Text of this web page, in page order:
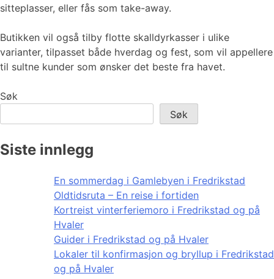
sitteplasser, eller fås som take-away.
Butikken vil også tilby flotte skalldyrkasser i ulike
varianter, tilpasset både hverdag og fest, som vil appellere
til sultne kunder som ønsker det beste fra havet.
Søk
Søk
Siste innlegg
En sommerdag i Gamlebyen i Fredrikstad
Oldtidsruta – En reise i fortiden
Kortreist vinterferiemoro i Fredrikstad og på
Hvaler
Guider i Fredrikstad og på Hvaler
Lokaler til konfirmasjon og bryllup i Fredrikstad
og på Hvaler